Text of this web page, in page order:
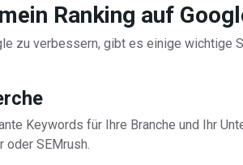
Ranking auf
zu verbessern, gibt es einige wichtige
Keywords für Ihre Branche und Ihr
oder SEMrush.